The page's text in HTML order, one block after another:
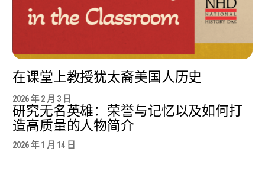
在课堂上教授犹太裔美国人历史
2026 年 2 月 3 日
研究无名英雄：荣誉与记忆以及如何打
造高质量的人物简介
2026 年 1 月 14 日